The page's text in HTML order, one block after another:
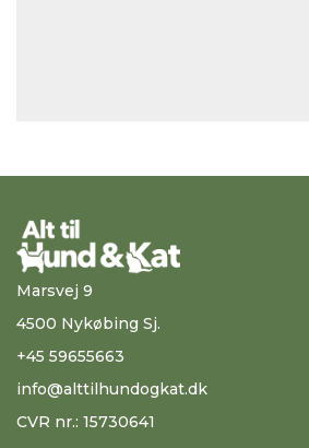
Marsvej 9
4500 Nykøbing Sj.
+45 59655663
info@alttilhundogkat.dk
CVR nr.: 15730641